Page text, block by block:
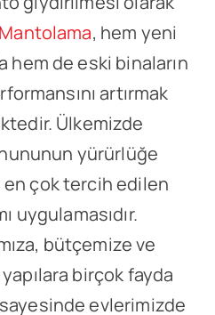
Mantolama, hem yeni
hem de eski binaların
artırmak
Ülkemizde
yürürlüğe
çok tercih edilen
uygulamasıdır.
bütçemize ve
birçok fayda
evlerimizde